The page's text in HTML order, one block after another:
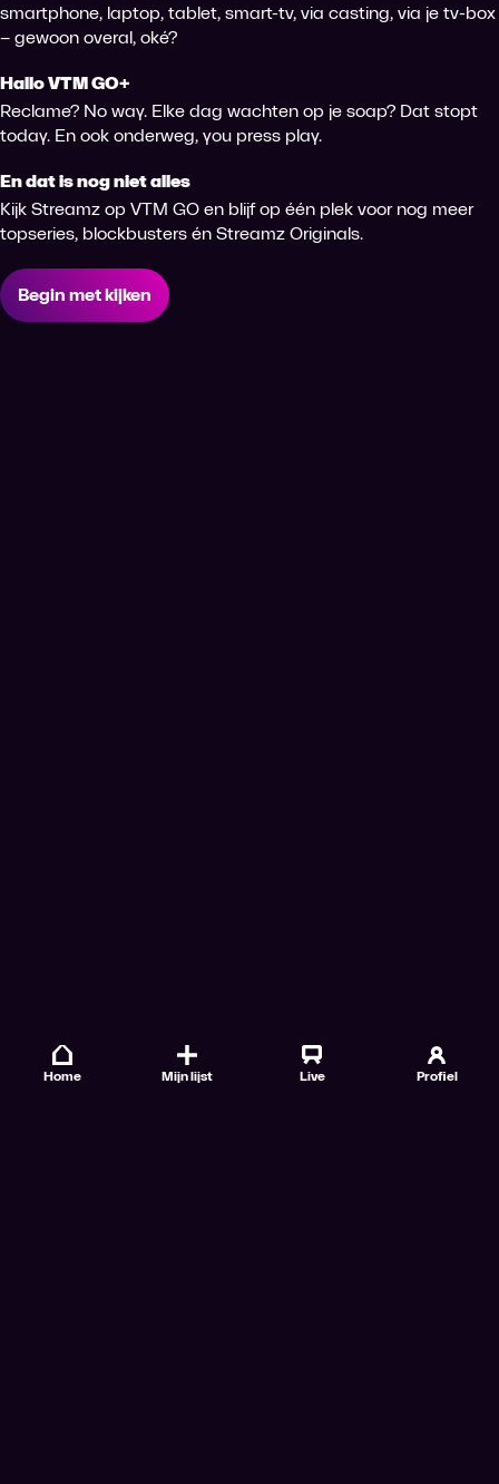
Home Mijn lijst Live Profiel
smartphone, laptop, tablet, smart-tv, via casting, via je tv-box
– gewoon overal, oké?
Hallo VTM GO+
Reclame? No way. Elke dag wachten op je soap? Dat stopt
today. En ook onderweg, you press play.
En dat is nog niet alles
Kijk Streamz op VTM GO en blijf op één plek voor nog meer
topseries, blockbusters én Streamz Originals.
Begin met kijken